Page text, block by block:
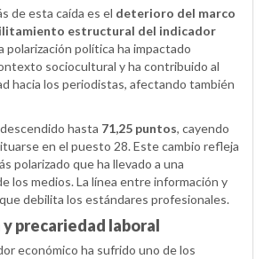
de esta caída es el deterioro del marco
estructural del indicador
polarización política ha impactado
sociocultural y ha contribuido al
hacia los periodistas, afectando también
hasta 71,25 puntos, cayendo
en el puesto 28. Este cambio refleja
polarizado que ha llevado a una
los medios. La línea entre información y
debilita los estándares profesionales.
precariedad laboral
económico ha sufrido uno de los